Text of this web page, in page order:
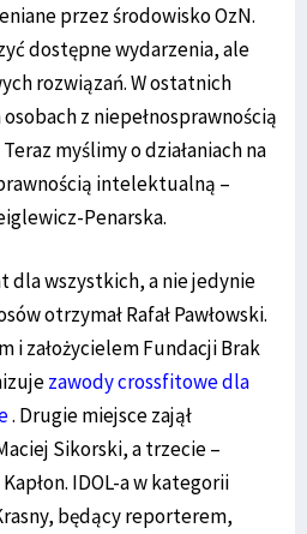
przez środowisko OzN.
dostępne wydarzenia, ale
rozwiązań. W ostatnich
z niepełnosprawnością
myślimy o działaniach na
intelektualną –
Penarska.
dla wszystkich, a nie jedynie
otrzymał Rafał Pawłowski.
i założycielem Fundacji Brak
zawody crossfitowe dla
. Drugie miejsce zajął
Sikorski, a trzecie –
IDOL-a w kategorii
będący reporterem,